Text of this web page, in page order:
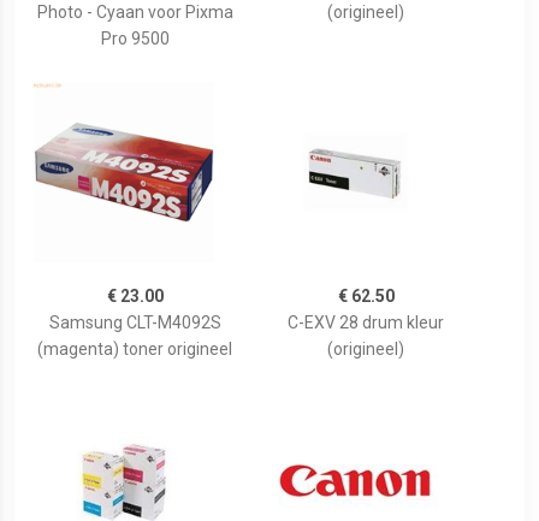
Photo - Cyaan voor Pixma
Pro 9500
(origineel)
€ 23.00
Samsung CLT-M4092S
(magenta) toner origineel
€ 62.50
C-EXV 28 drum kleur
(origineel)